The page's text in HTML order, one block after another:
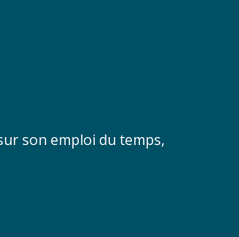
son emploi du temps,